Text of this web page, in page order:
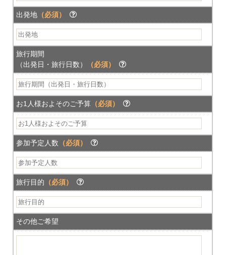
出発地 （必須）
旅行期間
（出発日・旅行日数）
（必須）
お1人様およそのご予算 （必須）
参加予定人数 （必須）
旅行目的 （必須）
その他ご希望